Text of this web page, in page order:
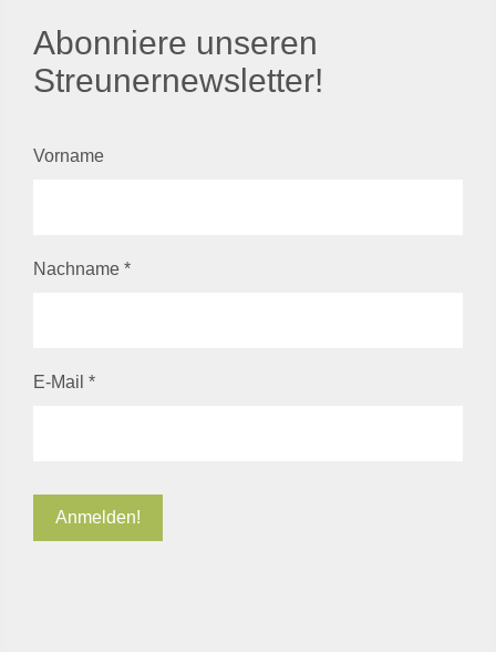
Abonniere unseren
Streunernewsletter!
Vorname
Nachname *
E-Mail *